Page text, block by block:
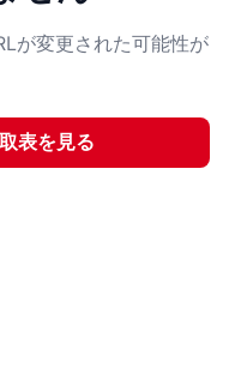
が変更された可能性が
表を見る